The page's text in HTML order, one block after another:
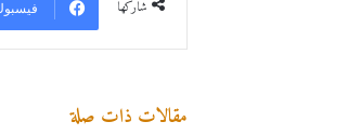
شاركها
مقالات ذات صلة